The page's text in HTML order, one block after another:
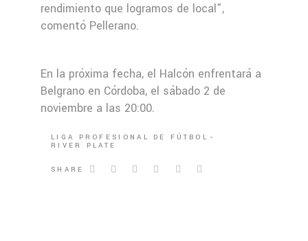
rendimiento que logramos de local”,
comentó Pellerano.
En la próxima fecha, el Halcón enfrentará a
Belgrano en Córdoba, el sábado 2 de
noviembre a las 20:00.
LIGA PROFESIONAL DE FÚTBOL
RIVER PLATE
SHARE